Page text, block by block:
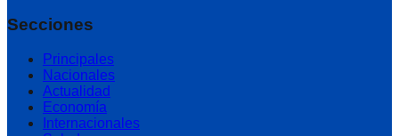
Secciones
Principales
Nacionales
Actualidad
Economía
Internacionales